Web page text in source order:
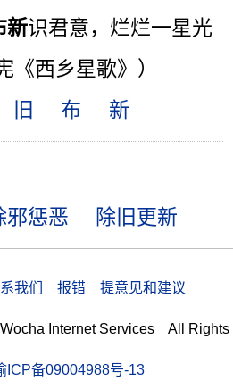
新识君意，烂烂一星光
《西乡星歌》）
旧 布 新
邪惩恶 除旧更新
我们 报错 提意见和建议
Internet Services All Rights
ICP备09004988号-13